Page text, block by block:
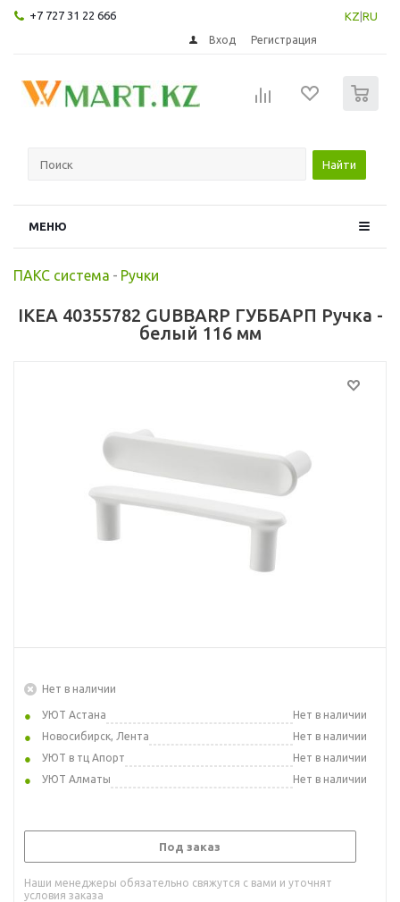
+7 727 31 22 666 KZ RU
Вход Регистрация
Найти
МЕНЮ
ПАКС система - Ручки
IKEA 40355782 GUBBARP ГУББАРП Ручка -
белый 116 мм
Нет в наличии
УЮТ Астана
Нет в наличии
Новосибирск, Лента
Нет в наличии
УЮТ в тц Апорт
Нет в наличии
УЮТ Алматы
Нет в наличии
Под заказ
Наши менеджеры обязательно свяжутся с вами и уточнят
условия заказа